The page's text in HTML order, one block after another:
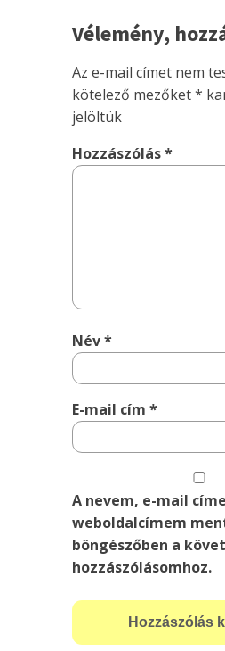
Vélemény,
Az e-mail címet nem
kötelező mezőket*
jelöltük
Hozzászólás*
Név*
E-mail cím*
A nevem, e-mail
weboldalcímem
böngészőben a
hozzászólásomhoz.